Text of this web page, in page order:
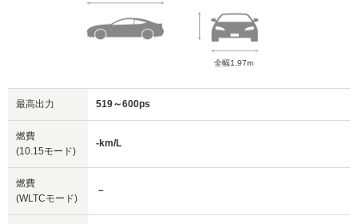
全幅1.97m
最高出力 519～600ps
燃費
(10.15モード)
-km/L
燃費
(WLTCモード)
－